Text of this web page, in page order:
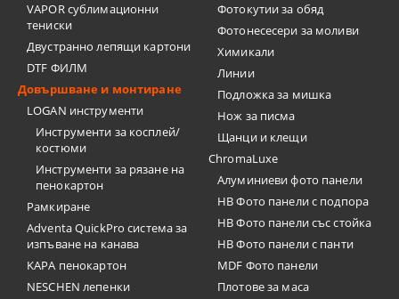
VAPOR сублимационни
тениски
Двустранно лепящи картони
DTF ФИЛМ
Довършване и монтиране
LOGAN инструменти
Инструменти за косплей/
костюми
Инструменти за рязане на
пенокартон
Рамкиране
Adventa QuickPro система за
изпъване на канава
KAPA пенокартон
NESCHEN лепенки
Фотокутии за обяд
Фотонесесери за моливи
Химикали
Линии
Подложка за мишка
Нож за писма
Щанци и клещи
ChromaLuxe
Алуминиеви фото панели
HB Фото панели с подпора
HB Фото панели със стойка
HB Фото панели с панти
MDF Фото панели
Плотове за маса